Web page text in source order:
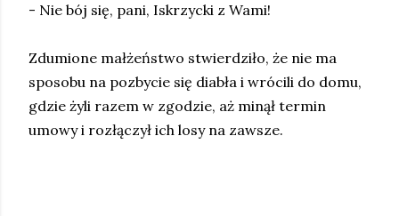
- Nie bój się, pani, Iskrzycki z Wami!
Zdumione małżeństwo stwierdziło, że nie ma
sposobu na pozbycie się diabła i wrócili do domu,
gdzie żyli razem w zgodzie, aż minął termin
umowy i rozłączył ich losy na zawsze.